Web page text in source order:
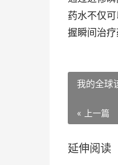
药水不仅
握瞬间治
我的全球
« 上一篇
延伸阅读